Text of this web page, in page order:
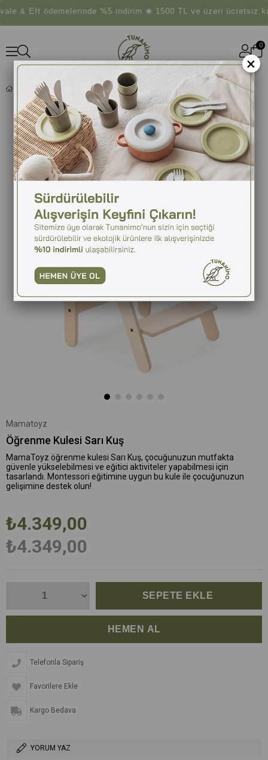
& Eft ödemelerinde %5 indirim ❀ 1500 TL ve üzeri ücretsiz
0
ÖĞRENME KULESI SARI KUŞ
Mamatoyz
Öğrenme Kulesi Sarı Kuş
MamaToyz öğrenme kulesi Sarı Kuş, çocuğunuzun mutfakta
güvenle yükselebilmesi ve eğitici aktiviteler yapabilmesi için
tasarlandı. Montessori eğitimine uygun bu kule ile çocuğunuzun
gelişimine destek olun!
₺4.349,00
₺4.349,00
Telefonla Sipariş
Favorilere Ekle
Kargo Bedava
YORUM YAZ
×